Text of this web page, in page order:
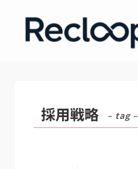
採用戦略 – tag –